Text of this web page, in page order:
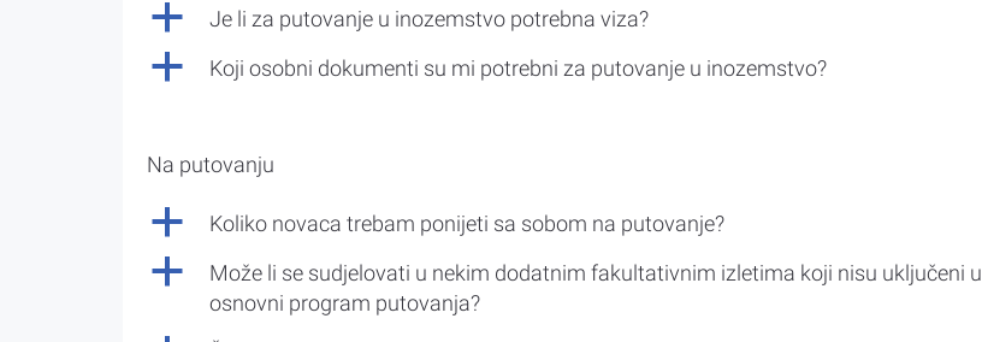
a Je li za putovanje u inozemstvo potrebna viza?
a Koji osobni dokumenti su mi potrebni za putovanje u inozemstvo?
Na putovanju
a Koliko novaca trebam ponijeti sa sobom na putovanje?
a
Može li se sudjelovati u nekim dodatnim fakultativnim izletima koji nisu uključeni u
osnovni program putovanja?